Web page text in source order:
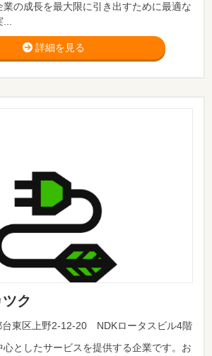
の成長を最大限に引き出すために最適な
詳細を見る
ク
台東区上野2-12-20 NDKロータスビル4階
心としたサービスを提供する企業です。お